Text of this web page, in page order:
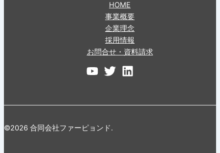
HOME
事業概要
企業理念
採用情報
お問合せ・資料請求
©2026 合同会社ファーピョンド.